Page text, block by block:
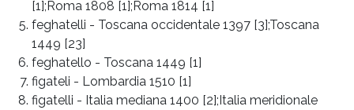
[1];Roma 1808 [1];Roma 1814 [1]
feghatelli - Toscana occidentale 1397 [3];Toscana
1449 [23]
feghatello - Toscana 1449 [1]
figateli - Lombardia 1510 [1]
figatelli - Italia mediana 1400 [2];Italia meridionale